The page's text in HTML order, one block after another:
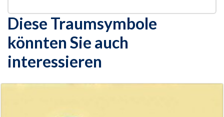
Diese Traumsymbole
könnten Sie auch
interessieren